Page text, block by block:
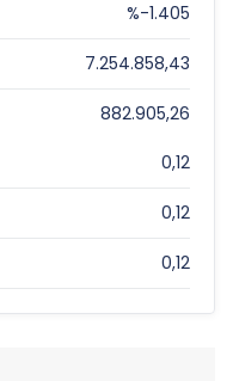
%-1.405
7.254.858,43
882.905,26
0,12
0,12
0,12